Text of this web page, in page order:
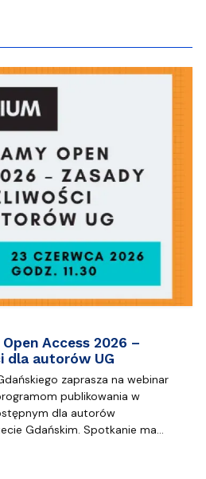
Access 2026 –
dla autorów UG
zaprasza na webinar
publikowania w
dla autorów
Gdańskim. Spotkanie ma…